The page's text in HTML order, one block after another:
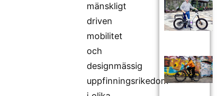
mänskligt
driven
mobilitet
och
designmässig
uppfinningsrikedom